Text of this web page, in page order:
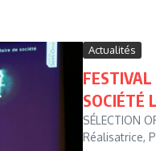
Actualités
SOCIÉTÉ
SÉLECTION
Réalisatrice,